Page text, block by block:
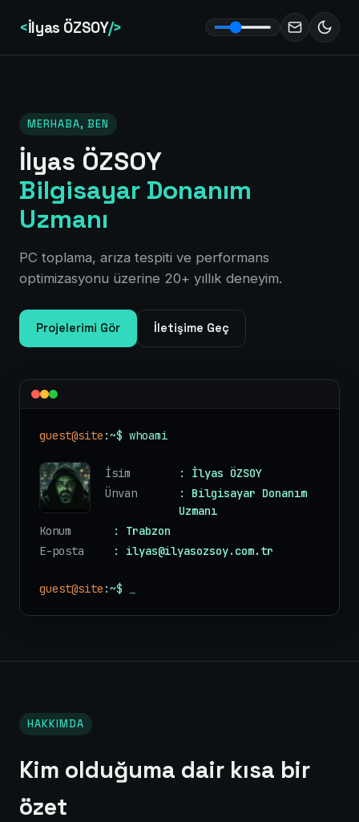
<İlyas ÖZSOY/>
MERHABA, BEN
İlyas ÖZSOY
Bilgisayar Donanım
Uzmanı
PC toplama, arıza tespiti ve performans
optimizasyonu üzerine 20+ yıllık deneyim.
Projelerimi Gör İletişime Geç
guest@site :~$ whoami
İsim
: İlyas ÖZSOY
Ünvan
: Bilgisayar Donanım
Uzmanı
Konum
: Trabzon
E-posta
: ilyas@ilyasozsoy.com.tr
guest@site :~$
HAKKIMDA
Kim olduğuma dair kısa bir
özet